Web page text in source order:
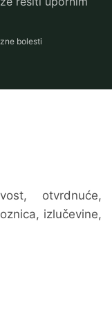
bolesti
otvrdnuće,
izlučevine,